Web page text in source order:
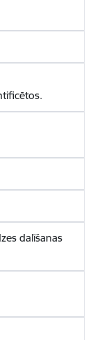
dalīšanas